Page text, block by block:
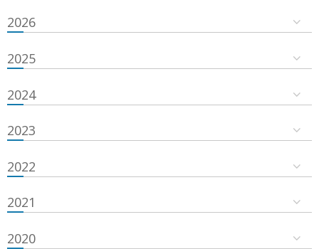
2026
2025
2024
2023
2022
2021
2020